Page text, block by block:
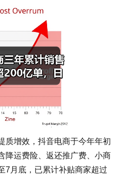
质增效，抖音电商于今年年初
降运费险、返还推广费、小商
7月底，已累计补贴商家超过